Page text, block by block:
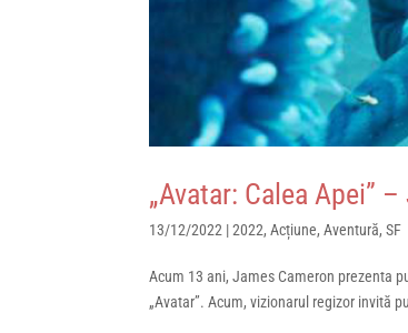
„Avatar: Calea Apei”
13/12/2022 |2022,Acțiune,Aventură,SF
Acum 13 ani, James Cameron prezenta
„Avatar”. Acum, vizionarul regizor invită